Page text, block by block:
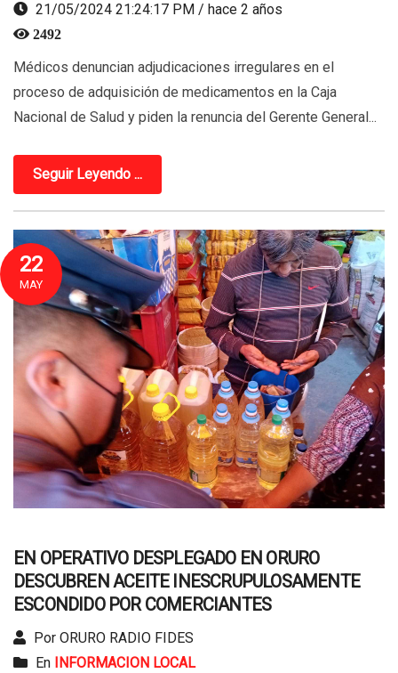
21/05/2024 21:24:17 PM / hace 2 años
2492
Médicos denuncian adjudicaciones irregulares en el
proceso de adquisición de medicamentos en la Caja
Nacional de Salud y piden la renuncia del Gerente General...
Seguir Leyendo ...
22
MAY
EN OPERATIVO DESPLEGADO EN ORURO
DESCUBREN ACEITE INESCRUPULOSAMENTE
ESCONDIDO POR COMERCIANTES
Por ORURO RADIO FIDES
En INFORMACION LOCAL